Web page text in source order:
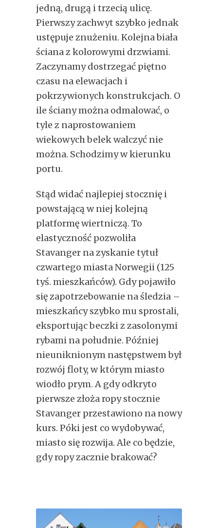
jedną, drugą i trzecią ulicę.
Pierwszy zachwyt szybko jednak
ustępuje znużeniu. Kolejna biała
ściana z kolorowymi drzwiami.
Zaczynamy dostrzegać piętno
czasu na elewacjach i
pokrzywionych konstrukcjach. O
ile ściany można odmalować, o
tyle z naprostowaniem
wiekowych belek walczyć nie
można. Schodzimy w kierunku
portu.
Stąd widać najlepiej stocznię i
powstającą w niej kolejną
platformę wiertniczą. To
elastyczność pozwoliła
Stavanger na zyskanie tytuł
czwartego miasta Norwegii (125
tyś. mieszkańców). Gdy pojawiło
się zapotrzebowanie na śledzia –
mieszkańcy szybko mu sprostali,
eksportując beczki z zasolonymi
rybami na południe. Później
nieuniknionym następstwem był
rozwój floty, w którym miasto
wiodło prym. A gdy odkryto
pierwsze złoża ropy stocznie
Stavanger przestawiono na nowy
kurs. Póki jest co wydobywać,
miasto się rozwija. Ale co będzie,
gdy ropy zacznie brakować?